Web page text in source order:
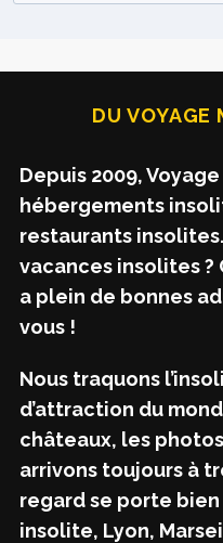
DU
Depuis 2009,
hébergements
restaurants
vacances insolites
a plein de bonnes
vous !
Nous traquons
d’attraction du
châteaux, les
arrivons toujours à
regard se porte bien
insolite, Lyon,